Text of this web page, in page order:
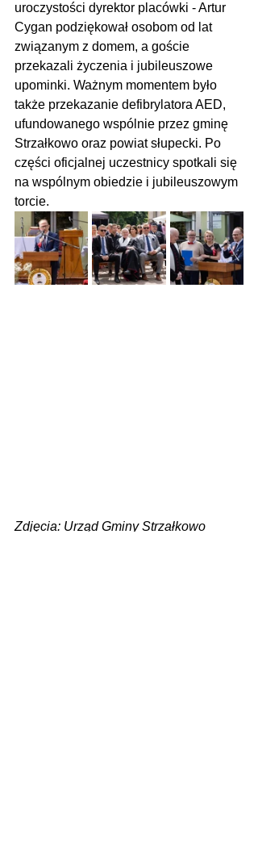
uroczystości dyrektor placówki - Artur
Cygan podziękował osobom od lat
związanym z domem, a goście
przekazali życzenia i jubileuszowe
upominki. Ważnym momentem było
także przekazanie defibrylatora AED,
ufundowanego wspólnie przez gminę
Strzałkowo oraz powiat słupecki. Po
części oficjalnej uczestnicy spotkali się
na wspólnym obiedzie i jubileuszowym
torcie.
Zdjęcia: Urząd Gminy Strzałkowo